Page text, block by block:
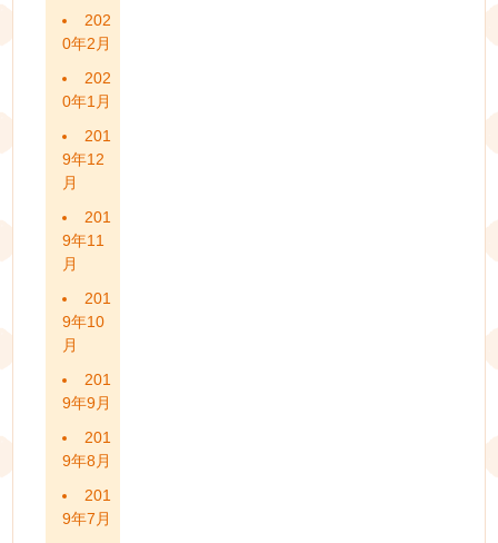
202
0年2月
202
0年1月
201
9年12
月
201
9年11
月
201
9年10
月
201
9年9月
201
9年8月
201
9年7月